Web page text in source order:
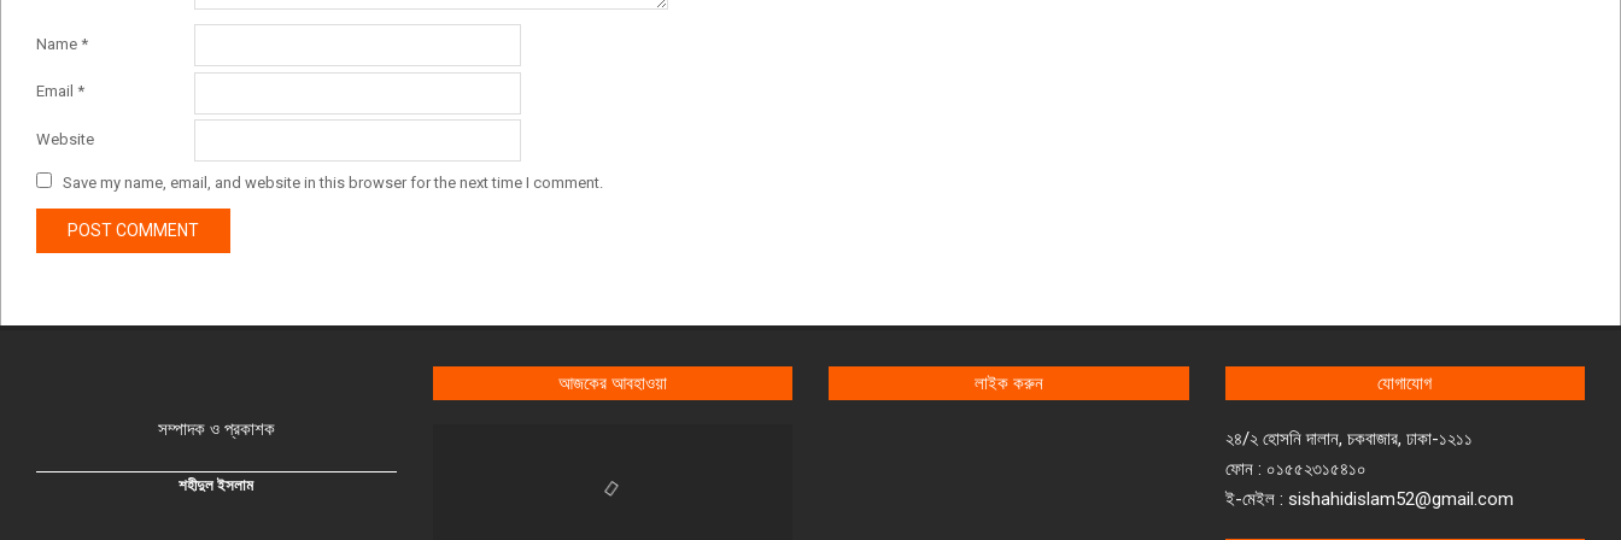
Name *
Email *
Website
Save my name, email, and website in this browser for the next time I comment.
সম্পাদক ও প্রকাশক
শহীদুল ইসলাম
আজকের আবহাওয়া লাইক করুন যোগাযোগ
২৪/২ হোসনি দালান, চকবাজার, ঢাকা-১২১১
ফোন : ০১৫৫২৩১৫৪১০
ই-মেইল : sishahidislam52@gmail.com